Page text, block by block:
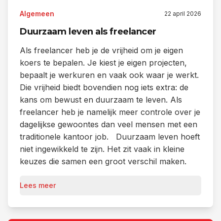
Algemeen 22 april 2026
Duurzaam leven als freelancer
Als freelancer heb je de vrijheid om je eigen
koers te bepalen. Je kiest je eigen projecten,
bepaalt je werkuren en vaak ook waar je werkt.
Die vrijheid biedt bovendien nog iets extra: de
kans om bewust en duurzaam te leven. Als
freelancer heb je namelijk meer controle over je
dagelijkse gewoontes dan veel mensen met een
traditionele kantoor job. Duurzaam leven hoeft
niet ingewikkeld te zijn. Het zit vaak in kleine
keuzes die samen een groot verschil maken.
Lees meer